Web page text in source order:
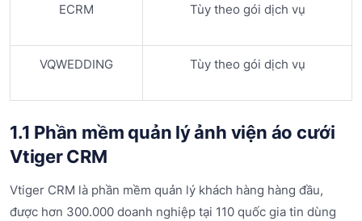
ECRM Tùy theo gói dịch vụ
VQWEDDING Tùy theo gói dịch vụ
1.1 Phần mềm quản lý ảnh viện áo cưới
Vtiger CRM
Vtiger CRM là phần mềm quản lý khách hàng hàng đầu,
được hơn 300.000 doanh nghiệp tại 110 quốc gia tin dùng